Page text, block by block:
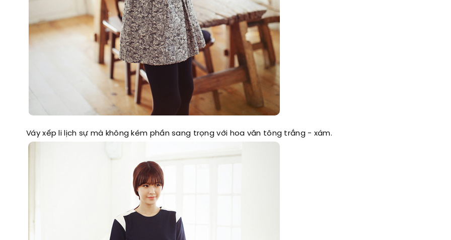
Váy xếp li lịch sự mà không kém phần sang trọng với hoa văn tông trắng - xám.